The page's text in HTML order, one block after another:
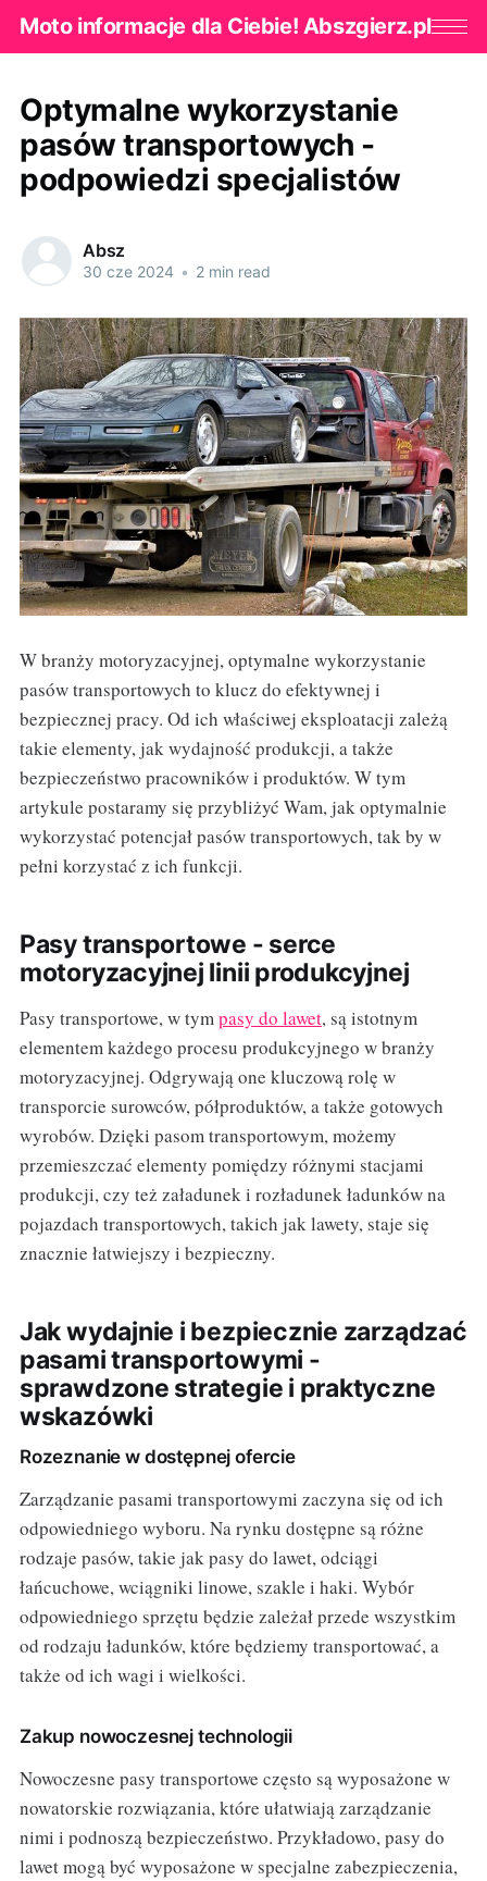
Moto informacje dla Ciebie! Abszgierz.pl
Optymalne wykorzystanie
pasów transportowych -
podpowiedzi specjalistów
Absz
30 cze 2024 • 2 min read
W branży motoryzacyjnej, optymalne wykorzystanie
pasów transportowych to klucz do efektywnej i
bezpiecznej pracy. Od ich właściwej eksploatacji zależą
takie elementy, jak wydajność produkcji, a także
bezpieczeństwo pracowników i produktów. W tym
artykule postaramy się przybliżyć Wam, jak optymalnie
wykorzystać potencjał pasów transportowych, tak by w
pełni korzystać z ich funkcji.
Pasy transportowe - serce
motoryzacyjnej linii produkcyjnej
Pasy transportowe, w tympasy do lawet, są istotnym
elementem każdego procesu produkcyjnego w branży
motoryzacyjnej. Odgrywają one kluczową rolę w
transporcie surowców, półproduktów, a także gotowych
wyrobów. Dzięki pasom transportowym, możemy
przemieszczać elementy pomiędzy różnymi stacjami
produkcji, czy też załadunek i rozładunek ładunków na
pojazdach transportowych, takich jak lawety, staje się
znacznie łatwiejszy i bezpieczny.
Jak wydajnie i bezpiecznie zarządzać
pasami transportowymi -
sprawdzone strategie i praktyczne
wskazówki
Rozeznanie w dostępnej ofercie
Zarządzanie pasami transportowymi zaczyna się od ich
odpowiedniego wyboru. Na rynku dostępne są różne
rodzaje pasów, takie jak pasy do lawet, odciągi
łańcuchowe, wciągniki linowe, szakle i haki. Wybór
odpowiedniego sprzętu będzie zależał przede wszystkim
od rodzaju ładunków, które będziemy transportować, a
także od ich wagi i wielkości.
Zakup nowoczesnej technologii
Nowoczesne pasy transportowe często są wyposażone w
nowatorskie rozwiązania, które ułatwiają zarządzanie
nimi i podnoszą bezpieczeństwo. Przykładowo, pasy do
lawet mogą być wyposażone w specjalne zabezpieczenia,